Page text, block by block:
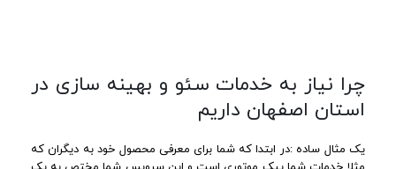
چرا نیاز به خدمات سئو و بهینه سازی در
استان اصفهان داریم
یک مثال ساده :در ابتدا که شما برای معرفی محصول خود به دیگران که